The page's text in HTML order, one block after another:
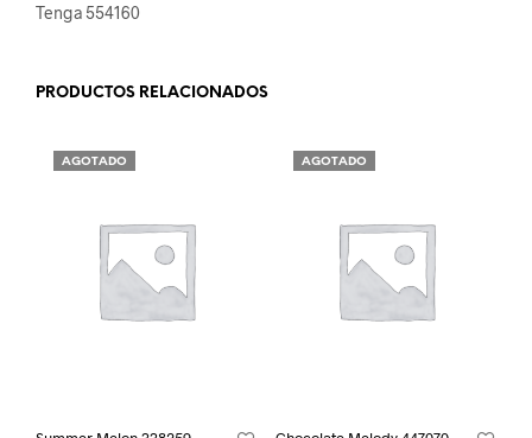
Tenga 554160
PRODUCTOS RELACIONADOS
AGOTADO AGOTADO